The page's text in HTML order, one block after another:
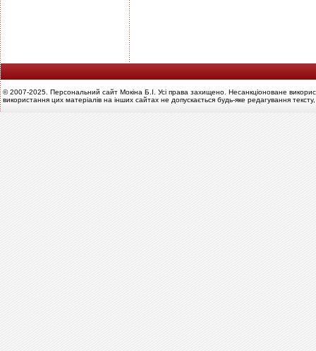
© 2007-2025. Персональний сайт Мокіна Б.І. Усі права захищено. Несанкціоноване
використання цих матеріалів на інших сайтах не допускається будь-яке редагування